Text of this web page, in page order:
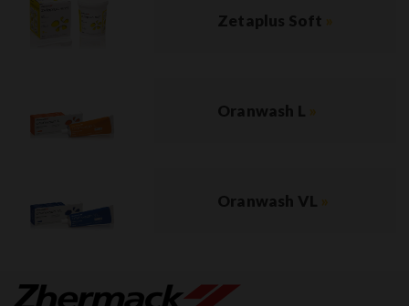
Zetaplus Soft »
Oranwash L »
Oranwash VL »